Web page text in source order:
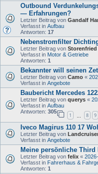
Outbound
— Erfahrungen?
Letzter Beitrag von Gandalf
Verfasst in Aufbau
Antworten: 17
Nebenstromfilter
Letzter Beitrag von Storenfried
Verfasst in Motor & Getriebe
Antworten: 1
Bekannter will seinen
Letzter Beitrag von Camo «
Verfasst in Angebote
Baubericht Mercedes
Letzter Beitrag von querys «
Verfasst in Aufbau
Antworten: 305
1 8 9
Iveco Magirus 110 17
Letzter Beitrag von
Verfasst in Angebote
Meine persönliche Third
Letzter Beitrag von felix «
Verfasst in Fahrerhaus &
Antworten: 1